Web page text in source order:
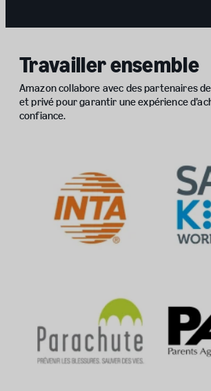
Travailler ensemble
Amazon collabore avec des partenaires
et privé pour garantir une expérience
confiance.